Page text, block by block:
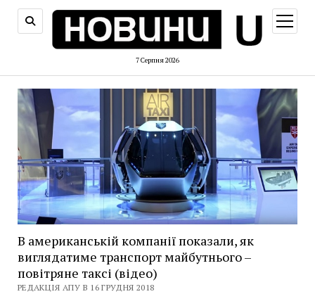
7 Серпня 2026
меню
В американській компанії показали, як
виглядатиме транспорт майбутнього –
повітряне таксі (відео)
РЕДАКЦІЯ АПУ В 16 ГРУДНЯ 2018